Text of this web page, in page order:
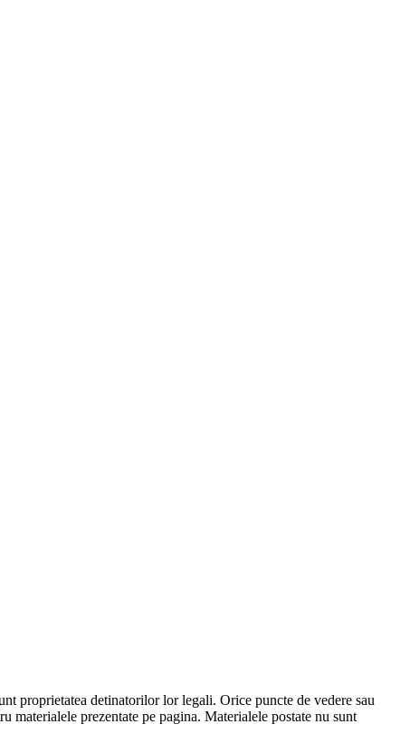
proprietatea detinatorilor lor legali. Orice puncte de vedere sau
prezentate pe pagina. Materialele postate nu sunt